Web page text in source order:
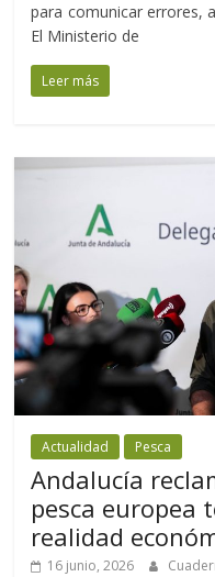
para comunicar errores,
El Ministerio de
Leer más
Actualidad Pesca
Andalucía
pesca europea
realidad
16 junio, 2026